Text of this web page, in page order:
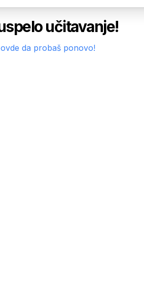
učitavanje!
da probaš ponovo!